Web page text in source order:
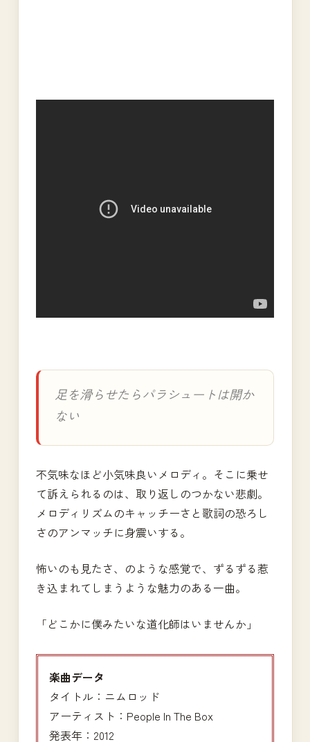
足を滑らせたらパラシュートは開か
ない
不気味なほど小気味良いメロディ。そこに乗せ
て訴えられるのは、取り返しのつかない悲劇。
メロディリズムのキャッチーさと歌詞の恐ろし
さのアンマッチに身震いする。
怖いのも見たさ、のような感覚で、ずるずる惹
き込まれてしまうような魅力のある一曲。
「どこかに僕みたいな道化師はいませんか」
楽曲データ
タイトル：ニムロッド
アーティスト：People In The Box
発表年：2012